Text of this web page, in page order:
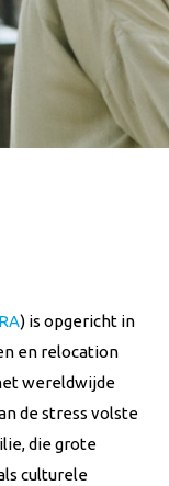
) is opgericht in
en relocation
wereldwijde
de stress volste
die grote
culturele